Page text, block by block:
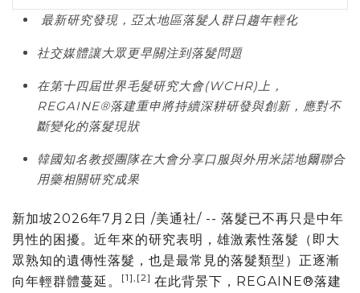
最新研究發現，亞太地區落髮人群日趨年輕化
社交媒體讓大眾更早關注到落髮問題
在第十四屆世界毛髮研究大會(WCHR) 上，
REGAINE®落建重申將持續深耕研發與創新，應對不
斷變化的落髮現狀
韓國知名教授團隊在大會分享口服與外用米諾地爾聯合
用藥相關研究成果
新加坡2026年7月2日 /美通社/ -- 落髮已不再只是中年
男性的困擾。近年來的研究表明，雄激素性落髮（即大
眾熟知的遺傳性落髮，也是最常見的落髮類型）正逐漸
向年輕群體蔓延。
[1],[2] 在此背景下， REGAINE®落建